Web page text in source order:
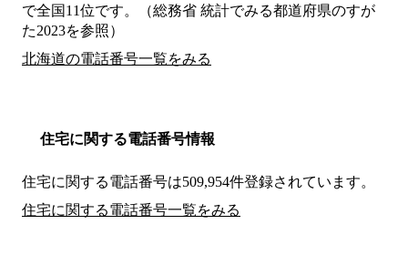
で全国11位です。（総務省 統計でみる都道府県のすが
た2023を参照）
北海道の電話番号一覧をみる
住宅に関する電話番号情報
住宅に関する電話番号は509,954件登録されています。
住宅に関する電話番号一覧をみる